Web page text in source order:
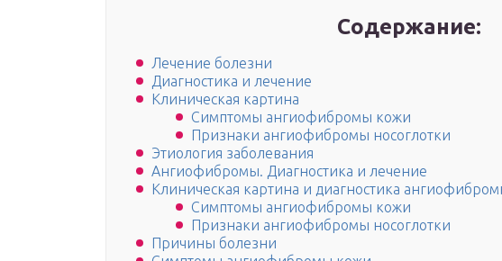
Содержание:
Лечение болезни
Диагностика и лечение
Клиническая картина
Симптомы ангиофибромы кожи
Признаки ангиофибромы носоглотки
Этиология заболевания
Ангиофибромы. Диагностика и лечение
Клиническая картина и диагностика
Симптомы ангиофибромы кожи
Признаки ангиофибромы носоглотки
Причины болезни